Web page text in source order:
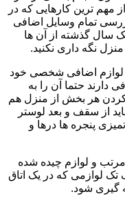
مهم ترین کارهایی که در
تمام وسایل اضافی
سال گذشته از آن ها
منزل نگه داری نکنید.
و لوازم اضافی شخصی خود
دارند حتما آن را به
کردن هر بخش از منزل هم
از سقف و بعد لوستر
پنجره ها درها و
مرتب و لوازم چیده شده
لوازمی که در یک اتاق
گیری شود.